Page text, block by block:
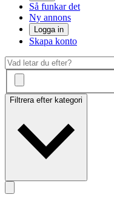
Så funkar det
Ny annons
Logga in
Skapa konto
Filtrera efter kategori